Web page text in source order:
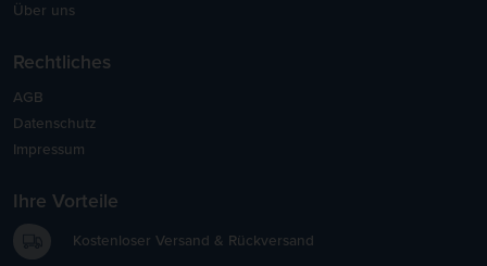
Über uns
Rechtliches
AGB
Datenschutz
Impressum
Ihre Vorteile
Kostenloser Versand & Rückversand